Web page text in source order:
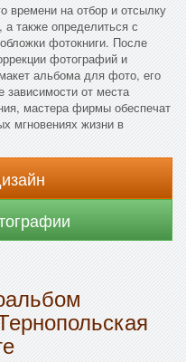
времени на отбор и отсылку
также определиться с
фотокниги. После
фотографий и
альбома для фото, его
зависимости от места
мастера фирмы обеспечат
мгновениях жизни в